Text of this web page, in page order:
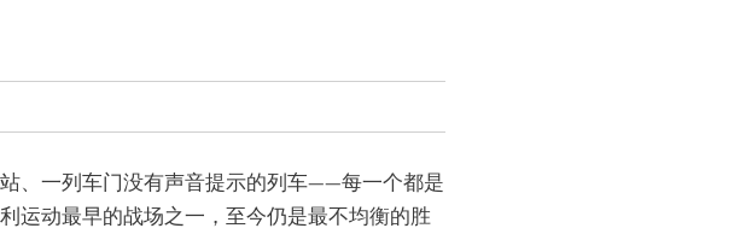
、一列车门没有声音提示的列车——每一个都是
运动最早的战场之一，至今仍是最不均衡的胜